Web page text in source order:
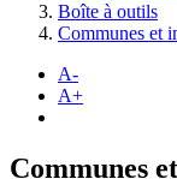
Boîte à outils
Communes et
A-
A+
Communes